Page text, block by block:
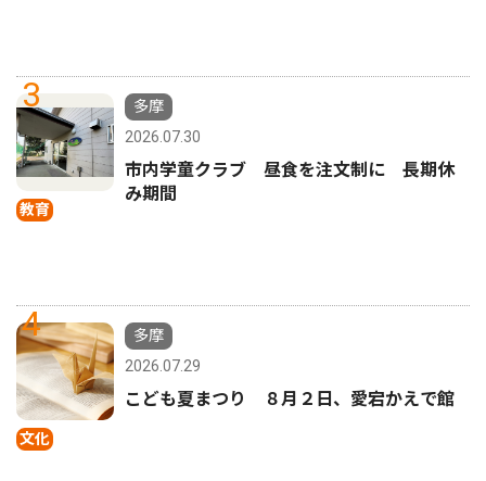
3
教育
多摩
2026.07.30
市内学童クラブ 昼食を注文制に 長期休
み期間
4
文化
多摩
2026.07.29
こども夏まつり ８月２日、愛宕かえで館